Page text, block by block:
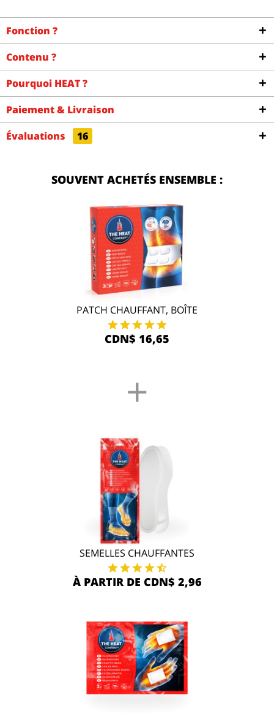
Fonction ?
Contenu ?
Pourquoi HEAT ?
Paiement & Livraison
Évaluations
16
SOUVENT ACHETÉS ENSEMBLE :
PATCH CHAUFFANT, BOÎTE
CDN$ 16,65
+
SEMELLES CHAUFFANTES
À PARTIR DE CDN$ 2,96